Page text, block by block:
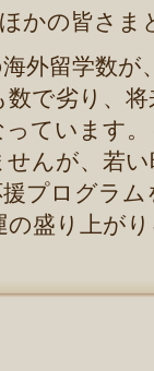
かの皆さま
外留学数が
で劣り、
ています
んが、若
プログラ
盛り上が